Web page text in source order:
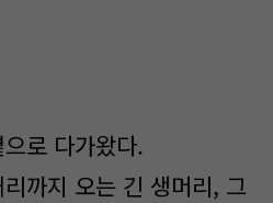
로 다가왔다.
까지 오는 긴 생머리, 그